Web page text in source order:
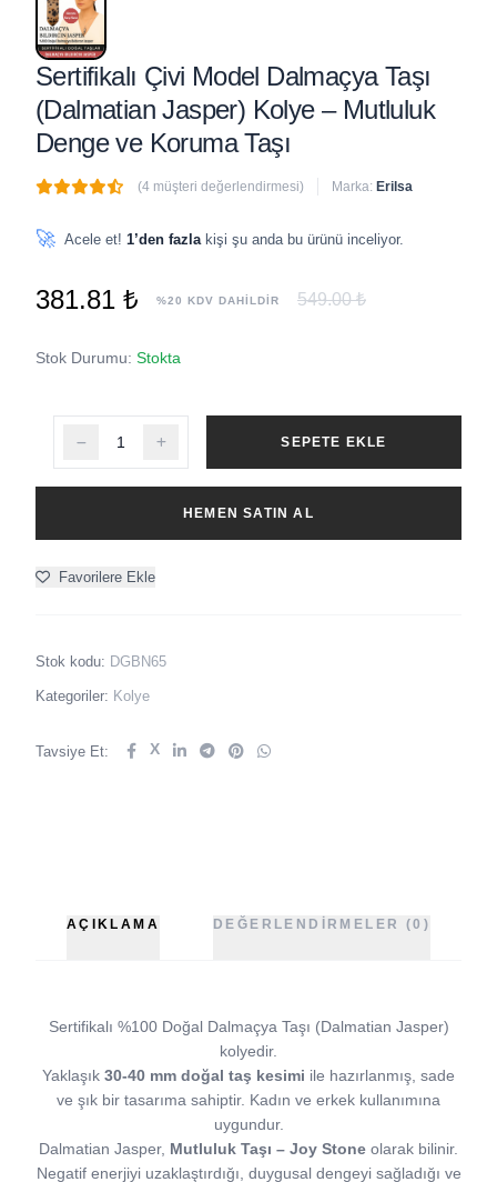
Sertifikalı Çivi Model Dalmaçya Taşı
(Dalmatian Jasper) Kolye – Mutluluk
Denge ve Koruma Taşı
(4 müşteri değerlendirmesi) Marka: Erilsa
🚀 Acele et! 1’den fazla kişi şu anda bu ürünü inceliyor.
381.81 ₺ %20 KDV DAHİLDİR 549.00 ₺
Stok Durumu: Stokta
SEPETE EKLE
HEMEN SATIN AL
Favorilere Ekle
Stok kodu: DGBN65
Kategoriler: Kolye
Tavsiye Et: X
AÇIKLAMA DEĞERLENDIRMELER (0)
Sertifikalı %100 Doğal Dalmaçya Taşı (Dalmatian Jasper)
kolyedir.
Yaklaşık 30-40 mm doğal taş kesimi ile hazırlanmış, sade
ve şık bir tasarıma sahiptir. Kadın ve erkek kullanımına
uygundur.
Dalmatian Jasper, Mutluluk Taşı – Joy Stone olarak bilinir.
Negatif enerjiyi uzaklaştırdığı, duygusal dengeyi sağladığı ve